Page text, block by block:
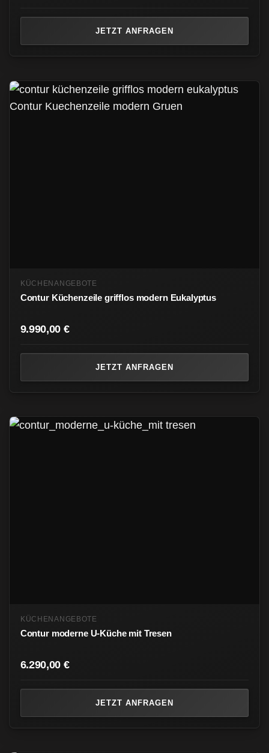
JETZT ANFRAGEN
KÜCHENANGEBOTE
Contur Küchenzeile grifflos modern Eukalyptus
9.990,00 €
JETZT ANFRAGEN
KÜCHENANGEBOTE
Contur moderne U-Küche mit Tresen
6.290,00 €
JETZT ANFRAGEN